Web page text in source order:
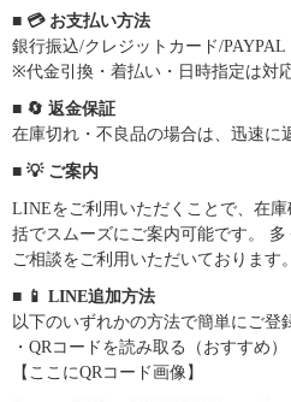
■ 💳 お支払い方法
銀行振込/クレジットカード/PAYPAL
※代金引換・着払い・日時指定は対
■ 🔄 返金保証
在庫切れ・不良品の場合は、迅速に
■ 💡 ご案内
LINEをご利用いただくことで、在
括でスムーズにご案内可能です。
ご相談をご利用いただいております。
■ 📱 LINE追加方法
以下のいずれかの方法で簡単にご登
・QRコードを読み取る（おすすめ）
【ここにQRコード画像】